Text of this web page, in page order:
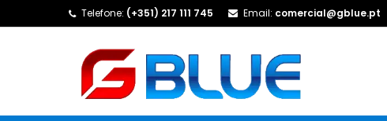
Telefone: (+351) 217 111 745 Email: comercial@gblue.pt